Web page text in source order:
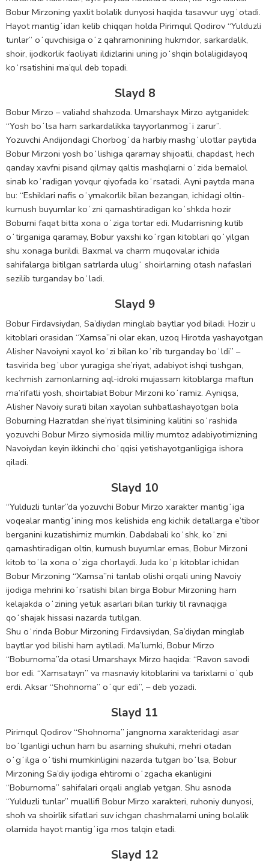
Bobur Mirzoning yaxlit bolalik dunyosi haqida tasavvur uygʻotadi.
Hayot mantigʻidan kelib chiqqan holda Pirimqul Qodirov “Yulduzli
tunlar” oʻquvchisiga oʻz qahramonining hukmdor, sarkardalik,
shoir, ijodkorlik faoliyati ildizlarini uning joʻshqin bolaligidayoq
koʻrsatishini ma’qul deb topadi.
Slayd 8
Bobur Mirzo – valiahd shahzoda. Umarshayx Mirzo aytganidek:
“Yosh boʻlsa ham sarkardalikka tayyorlanmogʻi zarur”.
Yozuvchi Andijondagi Chorbogʻda harbiy mashgʻulotlar paytida
Bobur Mirzoni yosh boʻlishiga qaramay shijoatli, chapdast, hech
qanday xavfni pisand qilmay qaltis mashqlarni oʻzida bemalol
sinab koʻradigan yovqur qiyofada koʻrsatadi. Ayni paytda mana
bu: “Eshiklari nafis oʻymakorlik bilan bezangan, ichidagi oltin-
kumush buyumlar koʻzni qamashtiradigan koʻshkda hozir
Boburni faqat bitta xona oʻziga tortar edi. Mudarrisning kutib
oʻtirganiga qaramay, Bobur yaxshi koʻrgan kitoblari qoʻyilgan
shu xonaga burildi. Baxmal va charm muqovalar ichida
sahifalarga bitilgan satrlarda ulugʻ shoirlarning otash nafaslari
sezilib turganday boʻladi.
Slayd 9
Bobur Firdavsiydan, Sa’diydan minglab baytlar yod biladi. Hozir u
kitoblari orasidan “Xamsa”ni olar ekan, uzoq Hirotda yashayotgan
Alisher Navoiyni xayol koʻzi bilan koʻrib turganday boʻldi” –
tasvirida begʻubor yuragiga she’riyat, adabiyot ishqi tushgan,
kechmish zamonlarning aql-idroki mujassam kitoblarga maftun
ma’rifatli yosh, shoirtabiat Bobur Mirzoni koʻramiz. Ayniqsa,
Alisher Navoiy surati bilan xayolan suhbatlashayotgan bola
Boburning Hazratdan she’riyat tilsimining kalitini soʻrashida
yozuvchi Bobur Mirzo siymosida milliy mumtoz adabiyotimizning
Navoiydan keyin ikkinchi choʻqqisi yetishayotganligiga ishora
qiladi.
Slayd 10
“Yulduzli tunlar”da yozuvchi Bobur Mirzo xarakter mantigʻiga
voqealar mantigʻining mos kelishida eng kichik detallarga e’tibor
berganini kuzatishimiz mumkin. Dabdabali koʻshk, koʻzni
qamashtiradigan oltin, kumush buyumlar emas, Bobur Mirzoni
kitob toʻla xona oʻziga chorlaydi. Juda koʻp kitoblar ichidan
Bobur Mirzoning “Xamsa”ni tanlab olishi orqali uning Navoiy
ijodiga mehrini koʻrsatishi bilan birga Bobur Mirzoning ham
kelajakda oʻzining yetuk asarlari bilan turkiy til ravnaqiga
qoʻshajak hissasi nazarda tutilgan.
Shu oʻrinda Bobur Mirzoning Firdavsiydan, Sa’diydan minglab
baytlar yod bilishi ham aytiladi. Ma’lumki, Bobur Mirzo
“Boburnoma”da otasi Umarshayx Mirzo haqida: “Ravon savodi
bor edi. “Xamsatayn” va masnaviy kitoblarini va tarixlarni oʻqub
erdi. Aksar “Shohnoma” oʻqur edi”, – deb yozadi.
Slayd 11
Pirimqul Qodirov “Shohnoma” jangnoma xarakteridagi asar
boʻlganligi uchun ham bu asarning shukuhi, mehri otadan
oʻgʻilga oʻtishi mumkinligini nazarda tutgan boʻlsa, Bobur
Mirzoning Sa’diy ijodiga ehtiromi oʻzgacha ekanligini
“Boburnoma” sahifalari orqali anglab yetgan. Shu asnoda
“Yulduzli tunlar” muallifi Bobur Mirzo xarakteri, ruhoniy dunyosi,
shoh va shoirlik sifatlari suv ichgan chashmalarni uning bolalik
olamida hayot mantigʻiga mos talqin etadi.
Slayd 12